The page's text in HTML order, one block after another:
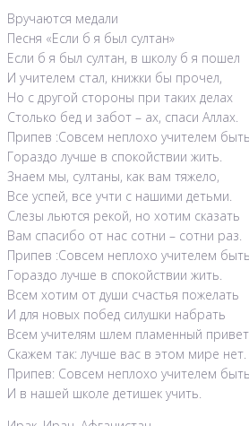
Вручаются медали
Песня «Если б я был султан»
Если б я был султан, в школу б я пошел
И учителем стал, книжки бы прочел,
Но с другой стороны при таких делах
Столько бед и забот – ах, спаси Аллах.
Припев :Совсем неплохо учителем быть
Гораздо лучше в спокойствии жить.
Знаем мы, султаны, как вам тяжело,
Все успей, все учти с нашими детьми.
Слезы льются рекой, но хотим сказать
Вам спасибо от нас сотни – сотни раз.
Припев :Совсем неплохо учителем быть
Гораздо лучше в спокойствии жить.
Всем хотим от души счастья пожелать
И для новых побед силушки набрать
Всем учителям шлем пламенный привет
Скажем так: лучше вас в этом мире нет.
Припев: Совсем неплохо учителем быть
И в нашей школе детишек учить.